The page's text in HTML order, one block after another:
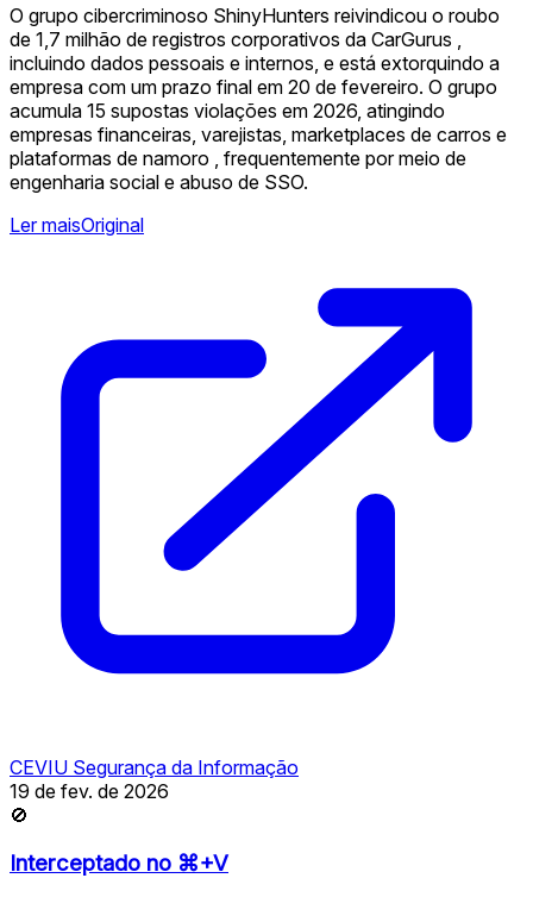
O grupo cibercriminoso ShinyHunters reivindicou o roubo
de 1,7 milhão de registros corporativos da CarGurus ,
incluindo dados pessoais e internos, e está extorquindo a
empresa com um prazo final em 20 de fevereiro. O grupo
acumula 15 supostas violações em 2026, atingindo
empresas financeiras, varejistas, marketplaces de carros e
plataformas de namoro , frequentemente por meio de
engenharia social e abuso de SSO.
Ler maisOriginal
CEVIU Segurança da Informação
19 de fev. de 2026
🚫
Interceptado no ⌘+V